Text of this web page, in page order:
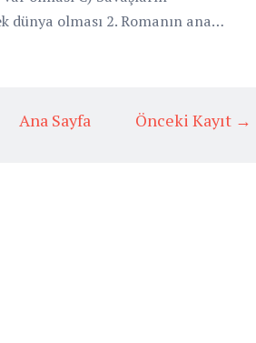
dünya olması 2. Romanın ana…
Önceki Kayıt →
Ana Sayfa